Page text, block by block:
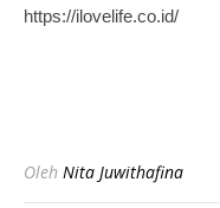
https://ilovelife.co.id/
Oleh Nita Juwithafina